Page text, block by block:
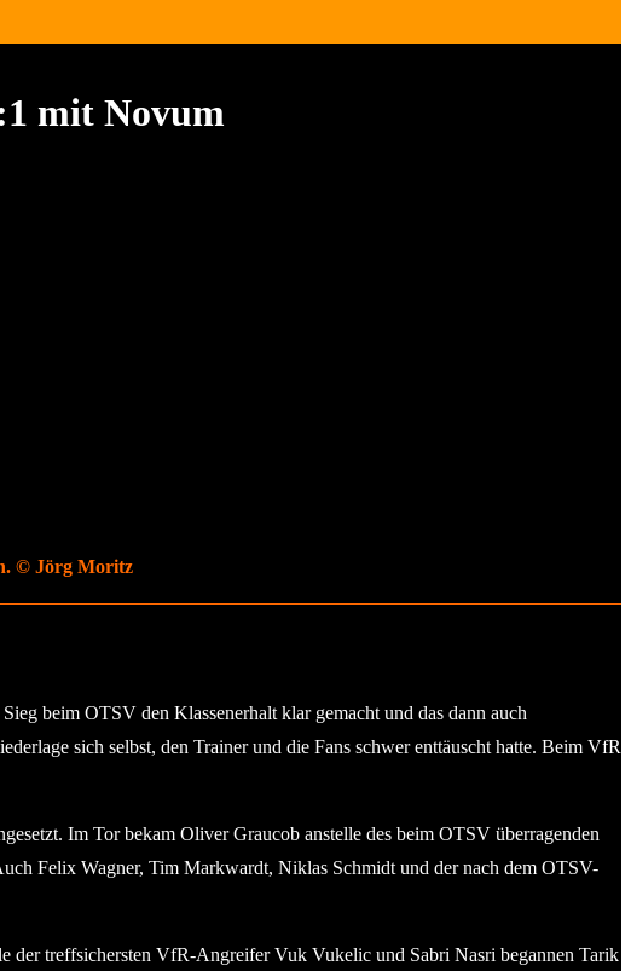
mit Novum
© Jörg Moritz
beim OTSV den Klassenerhalt klar gemacht und das dann auch
sich selbst, den Trainer und die Fans schwer enttäuscht hatte. Beim VfR
Im Tor bekam Oliver Graucob anstelle des beim OTSV überragenden
Felix Wagner, Tim Markwardt, Niklas Schmidt und der nach dem OTSV-
der treffsichersten VfR-Angreifer Vuk Vukelic und Sabri Nasri begannen Tarik